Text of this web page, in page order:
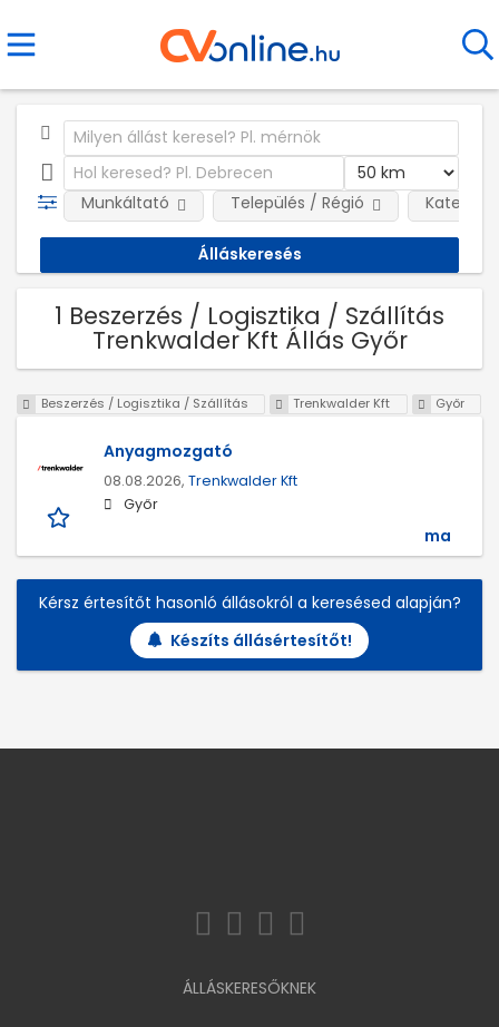
Munkáltató Település / Régió
1 Beszerzés / Logisztika / Szállítás
Trenkwalder Kft Állás Győr
Beszerzés / Logisztika / Szállítás Trenkwalder Kft Győr
Anyagmozgató
08.08.2026, Trenkwalder Kft
Győr
ma
Kérsz értesítőt hasonló állásokról a keresésed alapján?
Készíts állásértesítőt!
ÁLLÁSKERESŐKNEK